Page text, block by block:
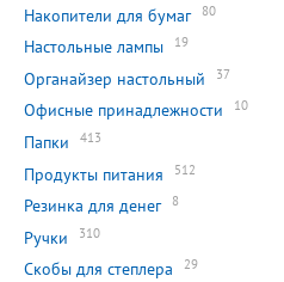
Накопители для бумаг 80
Настольные лампы 19
Органайзер настольный 37
Офисные принадлежности 10
Папки 413
Продукты питания 512
Резинка для денег 8
Ручки 310
Скобы для степлера 29